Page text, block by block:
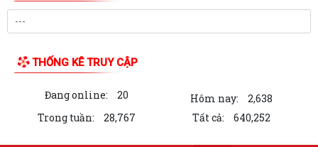
THỐNG KÊ TRUY CẬP
Đang online: 20 Hôm nay:
2,638
Trong tuần:
28,767 Tất cả: 640,252